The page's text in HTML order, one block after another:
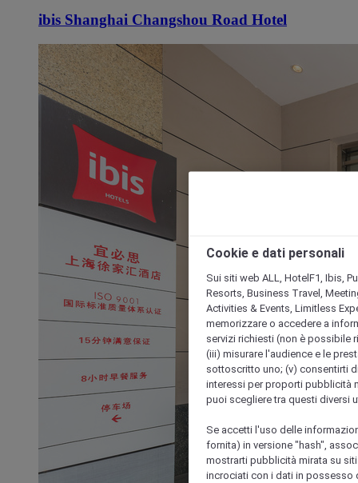
ibis Shanghai Changshou Road Hotel
Cookie e dati personali
Sui siti web ALL, HotelF1, Ibis,
Resorts, Business Travel,
Activities & Events, Limitless
memorizzare o accedere a
servizi richiesti (non è possibile
(iii) misurare l'audience e le
sottoscritto uno; (v) consentirti
interessi per proporti pubblicità
puoi scegliere tra questi diversi
Se accetti l'uso delle
fornita) in versione "hash",
mostrarti pubblicità mirata su
incrociati con i dati in possesso